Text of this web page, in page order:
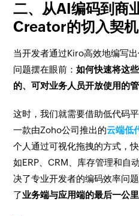
二、从AI编码到商
Creator的切入契机
当开发者通过Kiro高效地编写
问题摆在眼前：如何快速将这
的、可对业务人员开放使用的
这时，我们就需要借助低代码
一款由Zoho公司推出的云端低
个人通过可视化拖拽的方式，
如ERP、CRM、库存管理和自
决了专业开发者的编码效率问
了业务端与应用端的最后一公